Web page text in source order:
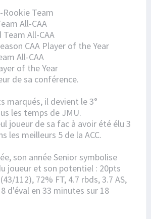
Rookie Team
All-CAA
Team All-CAA
CAA Player of the Year
All-CAA
of the Year
de sa conférence.
marqués, il devient le 3°
les temps de JMU.
joueur de sa fac à avoir été élu 3
les meilleurs 5 de la ACC.
son année Senior symbolise
joueur et son potentiel : 20pts
112), 72% FT, 4.7 rbds, 3.7 AS,
d'éval en 33 minutes sur 18